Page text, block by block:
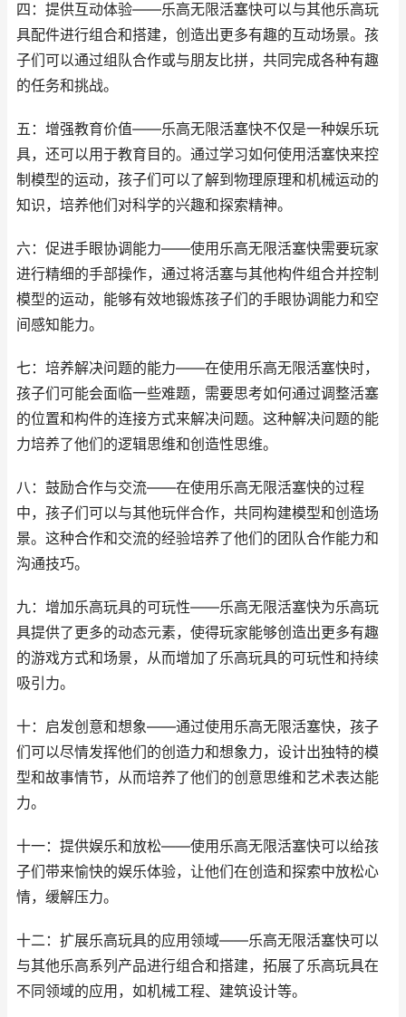
四：提供互动体验——乐高无限活塞快可以与其他乐高玩
具配件进行组合和搭建，创造出更多有趣的互动场景。孩
子们可以通过组队合作或与朋友比拼，共同完成各种有趣
的任务和挑战。
五：增强教育价值——乐高无限活塞快不仅是一种娱乐玩
具，还可以用于教育目的。通过学习如何使用活塞快来控
制模型的运动，孩子们可以了解到物理原理和机械运动的
知识，培养他们对科学的兴趣和探索精神。
六：促进手眼协调能力——使用乐高无限活塞快需要玩家
进行精细的手部操作，通过将活塞与其他构件组合并控制
模型的运动，能够有效地锻炼孩子们的手眼协调能力和空
间感知能力。
七：培养解决问题的能力——在使用乐高无限活塞快时，
孩子们可能会面临一些难题，需要思考如何通过调整活塞
的位置和构件的连接方式来解决问题。这种解决问题的能
力培养了他们的逻辑思维和创造性思维。
八：鼓励合作与交流——在使用乐高无限活塞快的过程
中，孩子们可以与其他玩伴合作，共同构建模型和创造场
景。这种合作和交流的经验培养了他们的团队合作能力和
沟通技巧。
九：增加乐高玩具的可玩性——乐高无限活塞快为乐高玩
具提供了更多的动态元素，使得玩家能够创造出更多有趣
的游戏方式和场景，从而增加了乐高玩具的可玩性和持续
吸引力。
十：启发创意和想象——通过使用乐高无限活塞快，孩子
们可以尽情发挥他们的创造力和想象力，设计出独特的模
型和故事情节，从而培养了他们的创意思维和艺术表达能
力。
十一：提供娱乐和放松——使用乐高无限活塞快可以给孩
子们带来愉快的娱乐体验，让他们在创造和探索中放松心
情，缓解压力。
十二：扩展乐高玩具的应用领域——乐高无限活塞快可以
与其他乐高系列产品进行组合和搭建，拓展了乐高玩具在
不同领域的应用，如机械工程、建筑设计等。